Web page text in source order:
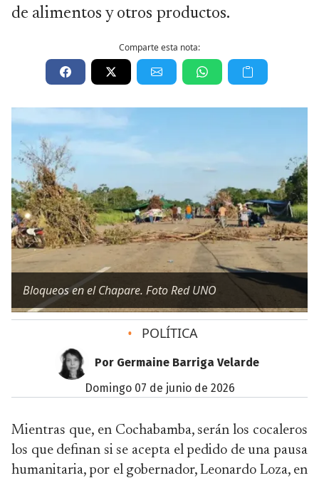
de alimentos y otros productos.
Comparte esta nota:
Bloqueos en el Chapare. Foto Red UNO
• POLÍTICA
Por Germaine Barriga Velarde
domingo 07 de junio de 2026
Mientras que, en Cochabamba, serán los cocaleros
los que definan si se acepta el pedido de una pausa
humanitaria, por el gobernador, Leonardo Loza, en